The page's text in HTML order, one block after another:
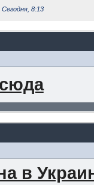
Сегодня, 8:13
в